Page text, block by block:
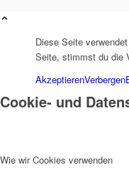
Diese Seite
Seite, stimmst du die
AkzeptierenVerbergen
Cookie- und
Wie wir Cookies verwenden